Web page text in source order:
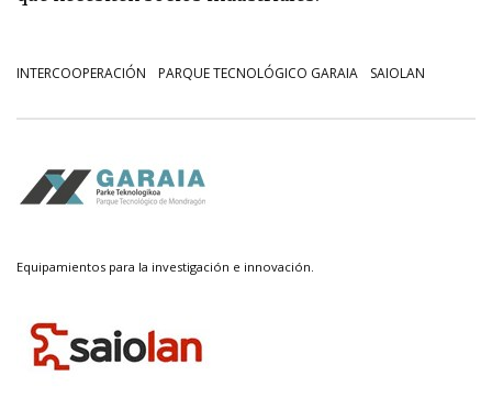
INTERCOOPERACIÓN PARQUE TECNOLÓGICO GARAIA SAIOLAN
Equipamientos para la investigación e innovación.